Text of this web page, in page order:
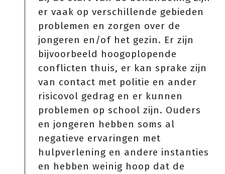
er vaak op verschillende gebieden
problemen en zorgen over de
jongeren en/of het gezin. Er zijn
bijvoorbeeld hoogoplopende
conflicten thuis, er kan sprake zijn
van contact met politie en ander
risicovol gedrag en er kunnen
problemen op school zijn. Ouders
en jongeren hebben soms al
negatieve ervaringen met
hulpverlening en andere instanties
en hebben weinig hoop dat de